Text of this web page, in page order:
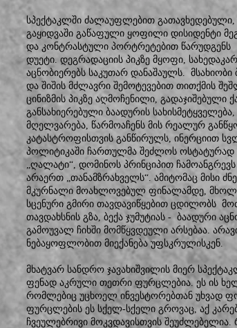
სპექტაკლში ძალაუფლებით გათავხედებული,
გაყიდვაში გაწაფული ყოფილი დისიდენტი
და კონტრასტული პორტრეტებით წარუდგენს
დუეტი. დეგრადაციის პიკზე მყოფი,
აცნობიერებს საკუთარ დანაშაულს. მსახიობი
და შიშის მძლავრი შემოტევებით თითქმის
ცინიზმის პიკზე აღმოჩენილი, გადაჯიშებული
განსახიერებული ბაადურის
მღელვარება, წარმოაჩენს მის რეალურ
კატასტროფისთვის განწირულს, ინერციით
პოლიტიკაში ჩართულმა შეძლოს ოსტატურად
„ღალატი“, დომინოს პრინციპით
არაერთ „თანამზრახველს“. ამიტომაც მისი
მკურნალი მოახლოვებულ ფინალამდე,
სცენური გმირი თავდავიწყებით ცდილობს
თავდახსნის გზა, ბექა ჯუმუტიას - ბაადური
გამოუვალ ჩიხში მომწყვდეული არსებაა.
ნებაყოფლობით მიექანება უფსკრულისკენ.
მხატვარ სანდრო ჯავახიშვილის მიერ
ფენად აკრული თეთრი ფურცლებია. ეს ის
რომლებიც უცხოელ ინვესტორებთან უხვად
ფურცლების ეს სქელ-სქელი გროვაც, აქ
ჩვეულებრივი მოკვდავისთვის